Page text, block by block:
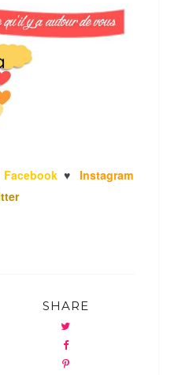
Facebook ♥ Instagram
SHARE